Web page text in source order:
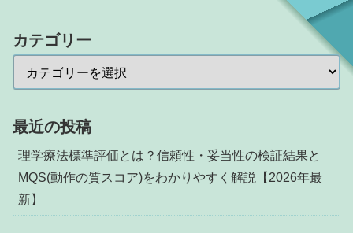
カテゴリー
最近の投稿
理学療法標準評価とは？信頼性・妥当性の検証結果と
MQS(動作の質スコア)をわかりやすく解説【2026年最
新】